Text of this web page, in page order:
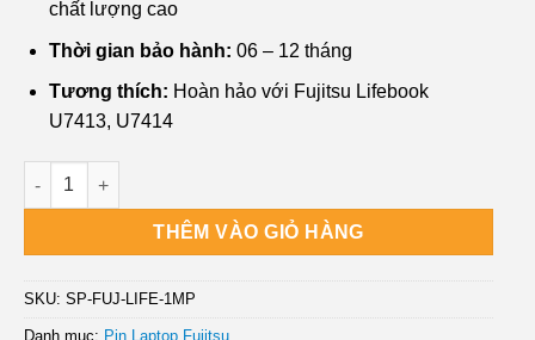
chất lượng cao
Thời gian bảo hành: 06 – 12 tháng
Tương thích: Hoàn hảo với Fujitsu Lifebook
U7413, U7414
Pin Laptop Fujitsu Lifebook U7413, U7414 - Thay Lấy Liền
THÊM VÀO GIỎ HÀNG
SKU: SP-FUJ-LIFE-1MP
Danh mục: Pin Laptop Fujitsu